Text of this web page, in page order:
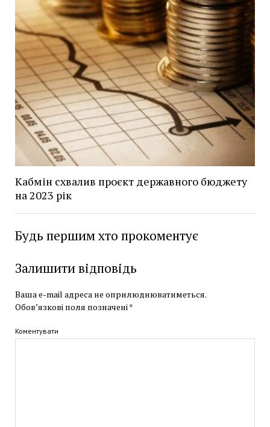
Кабмін схвалив проєкт державного бюджету
на 2023 рік
Будь першим хто прокоментує
Залишити відповідь
Ваша e-mail адреса не оприлюднюватиметься.
Обов’язкові поля позначені *
Коментувати